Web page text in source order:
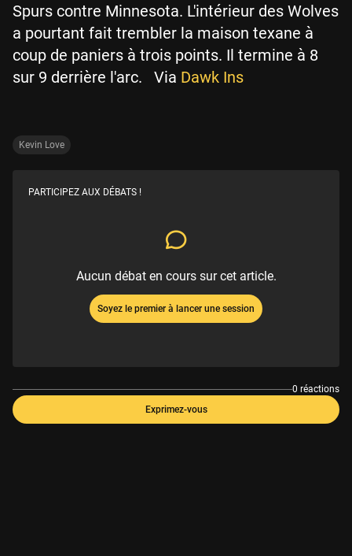
Spurs contre Minnesota. L'intérieur des Wolves
a pourtant fait trembler la maison texane à
coup de paniers à trois points. Il termine à 8
sur 9 derrière l'arc. Via Dawk Ins
Kevin Love
PARTICIPEZ AUX DÉBATS !
Aucun débat en cours sur cet article.
Soyez le premier à lancer une session
0 réactions
Exprimez-vous